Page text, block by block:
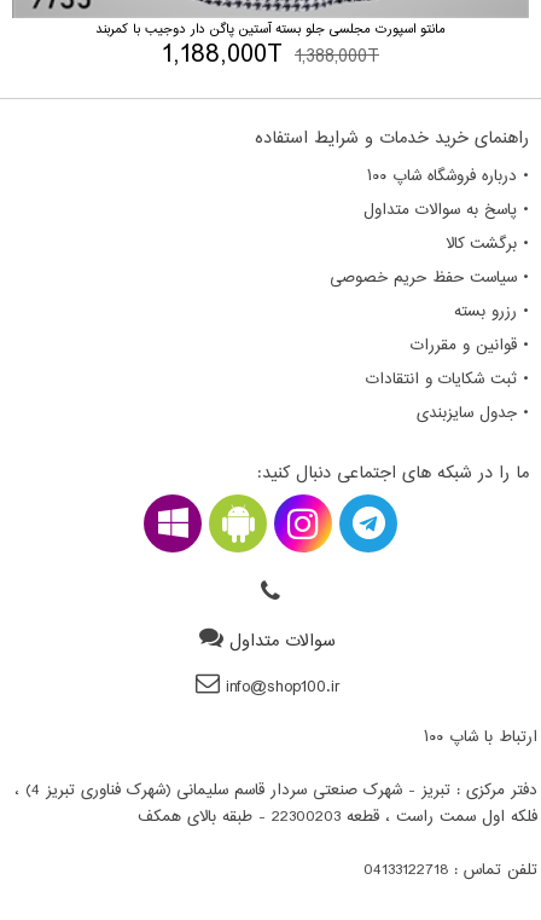
مانتو اسپورت مجلسی جلو بسته آستین پاگن دار دوجیب با کمربند
1,388,000T
1,188,000T
راهنمای خرید خدمات و شرایط استفاده
• درباره فروشگاه شاپ ۱۰۰
• پاسخ به سوالات متداول
• برگشت کالا
• سیاست حفظ حریم خصوصی
• رزرو بسته
• قوانین و مقررات
• ثبت شکایات و انتقادات
• جدول سایزبندی
ما را در شبکه های اجتماعی دنبال کنید:
سوالات متداول
info@shop100.ir
ارتباط با شاپ ۱۰۰
دفتر مرکزی : تبریز - شهرک صنعتی سردار قاسم سلیمانی (شهرک فناوری تبریز 4) ،
فلکه اول سمت راست ، قطعه 22300203 - طبقه بالای همکف
تلفن تماس : 04133122718